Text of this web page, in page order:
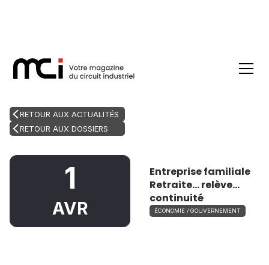
RETOUR AUX ACTUALITÉS
RETOUR AUX DOSSIERS
1
AVR
Entreprise familiale
Retraite… relève…
continuité
ÉCONOMIE / GOUVERNEMENT